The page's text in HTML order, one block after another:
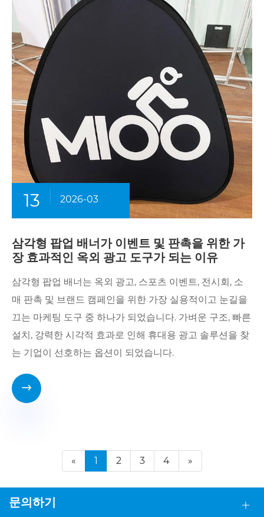
13 2026-03
삼각형 팝업 배너가 이벤트 및 판촉을 위한 가
장 효과적인 옥외 광고 도구가 되는 이유
삼각형 팝업 배너는 옥외 광고, 스포츠 이벤트, 전시회, 소
매 판촉 및 브랜드 캠페인을 위한 가장 실용적이고 눈길을
끄는 마케팅 도구 중 하나가 되었습니다. 가벼운 구조, 빠른
설치, 강력한 시각적 효과로 인해 휴대용 광고 솔루션을 찾
는 기업이 선호하는 옵션이 되었습니다.

« 1 2 3 4 »
문의하기